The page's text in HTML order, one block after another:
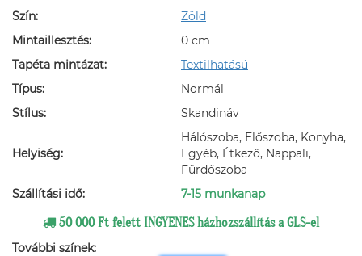
Szín:
Zöld
Mintaillesztés:
0 cm
Tapéta mintázat:
Textilhatású
Típus:
Normál
Stílus:
Skandináv
Helyiség:
Hálószoba, Előszoba, Konyha,
Egyéb, Étkező, Nappali,
Fürdőszoba
Szállítási idő:
7-15 munkanap
50 000 Ft felett INGYENES házhozszállítás a GLS-el
További színek: